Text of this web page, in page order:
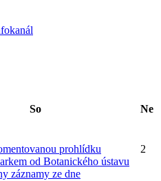
So Ne
prohlídku
od Botanického ústavu
záznamy ze dne
2